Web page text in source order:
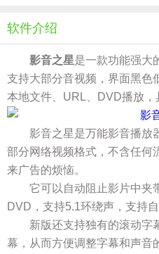
软件介绍
影音之星是一款功能强大
支持大部分音视频，界面黑色
本地文件、URL、DVD播放，
影音之星是万能影音播放
部分网络视频格式，不含任何
来广告的烦恼。
它可以自动阻止影片中夹
DVD，支持5.1环绕声，支持
新版还支持独有的滚动字
幕，从而方便调整字幕和声音